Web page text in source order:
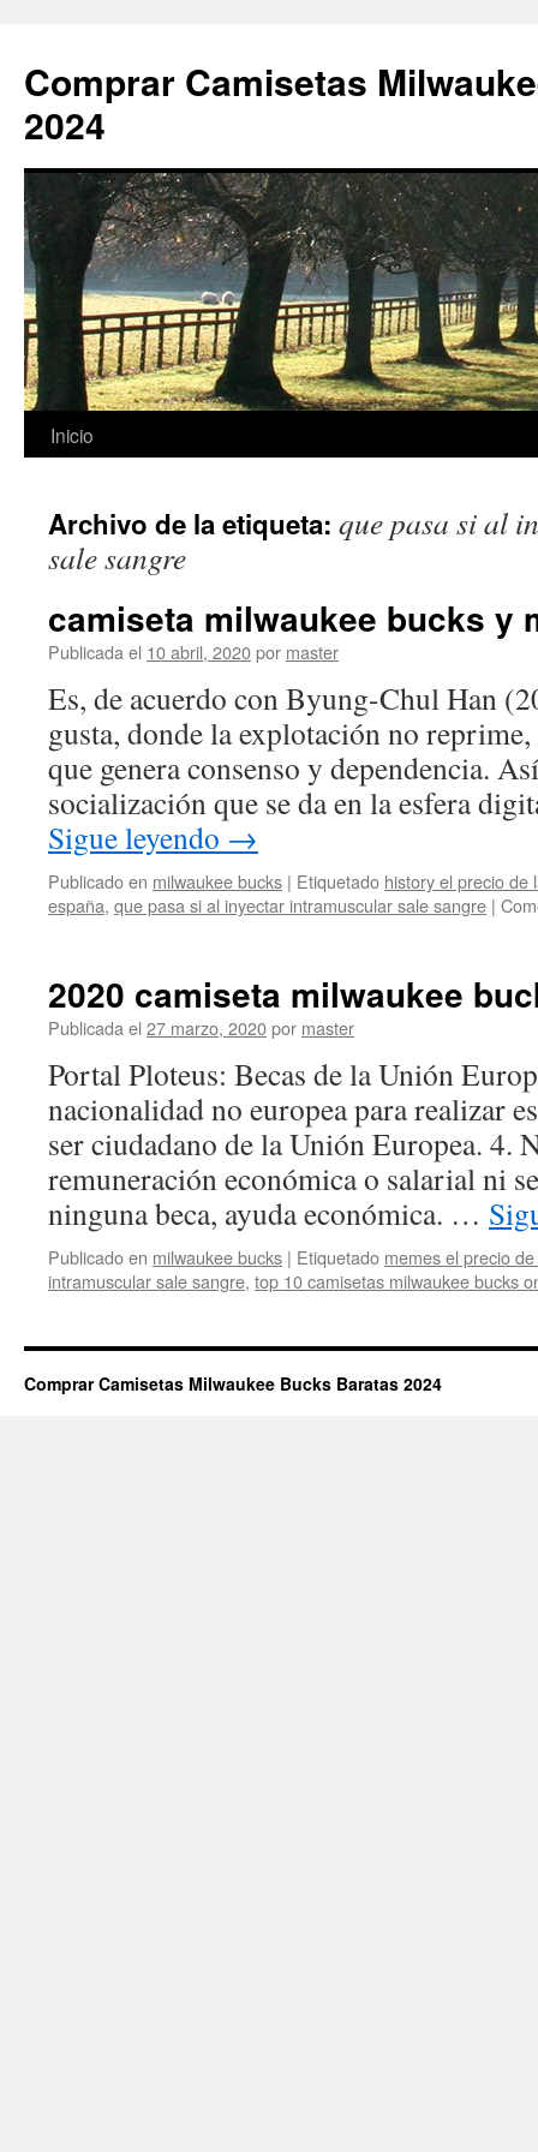
Comprar Camisetas
2024
Saltar
contenido
Inicio
Archivo de la etiqueta: que pasa si al
sale sangre
camiseta milwaukee bucks y
Publicada el 10 abril, 2020por master
Es, de acuerdo con Byung-Chul Han
gusta, donde la explotación no
que genera consenso y dependencia.
socialización que se da en la esfera
Sigue leyendo →
Publicado en milwaukee bucks | Etiquetado history el precio de
españa, que pasa si al inyectar intramuscular sale sangre |
2020 camiseta milwaukee
Publicada el 27 marzo, 2020por master
Portal Ploteus: Becas de la Unión
nacionalidad no europea para realizar
ser ciudadano de la Unión Europea. 4.
remuneración económica o salarial ni
ninguna beca, ayuda económica. …
Publicado en milwaukee bucks | Etiquetado memes el precio
intramuscular sale sangre, top 10 camisetas milwaukee bucks
Comprar Camisetas Milwaukee Bucks Baratas 2024